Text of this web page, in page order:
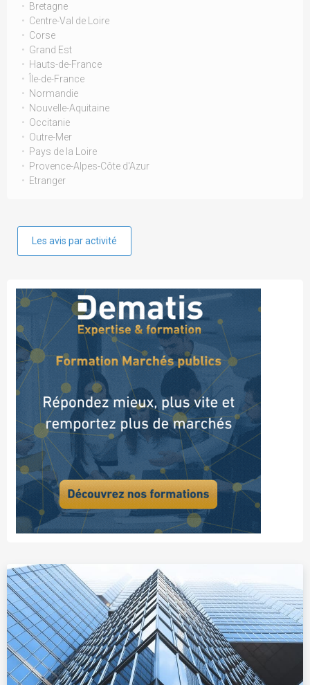
Bretagne
Centre-Val de Loire
Corse
Grand Est
Hauts-de-France
Île-de-France
Normandie
Nouvelle-Aquitaine
Occitanie
Outre-Mer
Pays de la Loire
Provence-Alpes-Côte d'Azur
Etranger
Les avis par activité